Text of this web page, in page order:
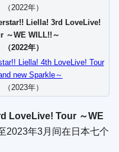
（2022年）
Liella! 3rd LoveLive!
～WE WILL!!～
（2022年）
Liella! 4th LoveLive! Tour
new Sparkle～
（2023年）
LoveLive! Tour ～WE
2023年3月间在日本七个